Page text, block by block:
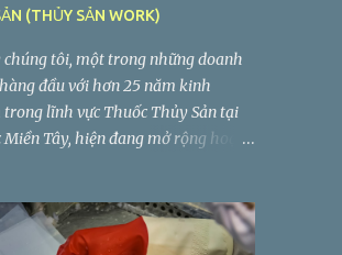
(THỦY SẢN WORK)
chúng tôi, một trong những doanh
đầu với hơn 25 năm kinh
lĩnh vực Thuốc Thủy Sản tại
Tây, hiện đang mở rộng hoạt
làm việc tại Long An. Tiệp Phát
Trưởng Phòng Quản Lý Chất